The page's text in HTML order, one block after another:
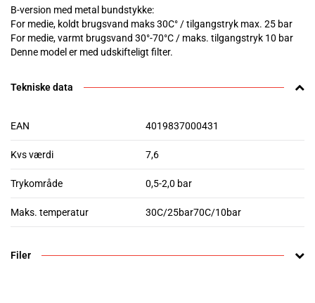
B-version med metal bundstykke:
For medie, koldt brugsvand maks 30C° / tilgangstryk max. 25 bar
For medie, varmt brugsvand 30°-70°C / maks. tilgangstryk 10 bar
Denne model er med udskifteligt filter.
Tekniske data
EAN 4019837000431
Kvs værdi 7,6
Trykområde 0,5-2,0 bar
Maks. temperatur 30C/25bar70C/10bar
Filer